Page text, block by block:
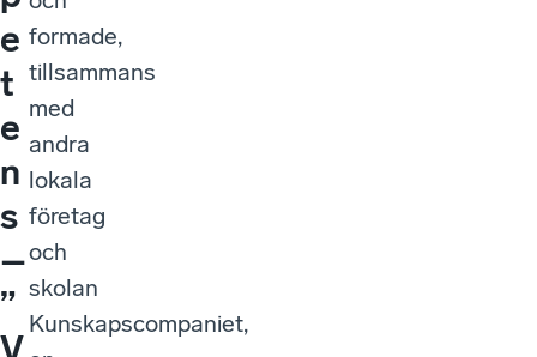
e
t
e
n
s
–
”
formade,
tillsammans
med
andra
lokala
företag
och
skolan
Kunskapscompaniet,